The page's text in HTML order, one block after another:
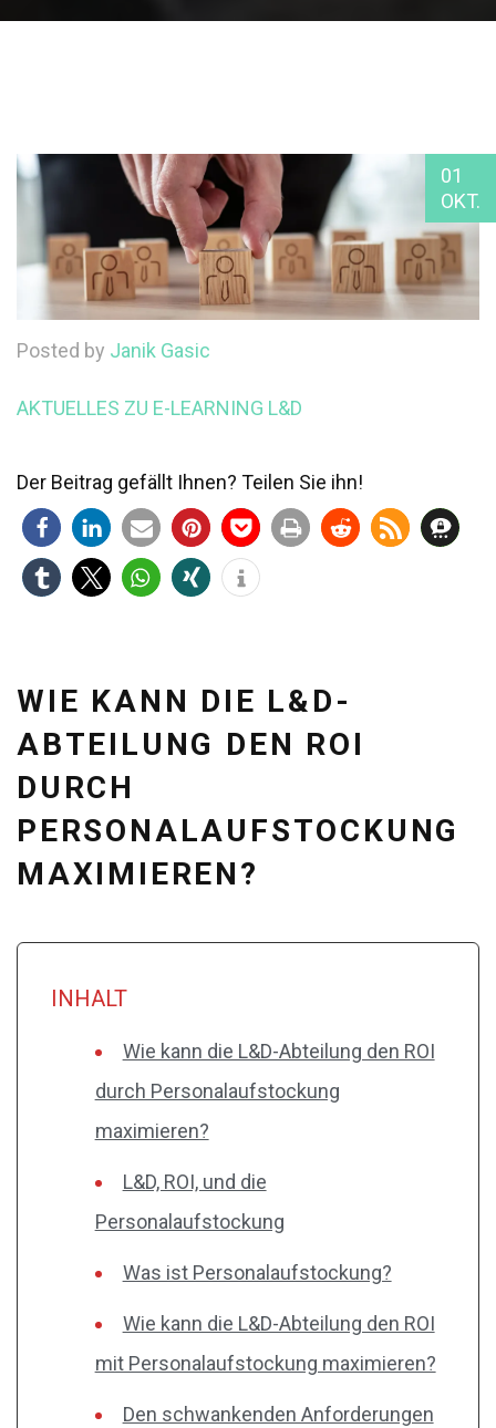
01
OKT.
Posted by Janik Gasic
AKTUELLES ZU E-LEARNING L&D
Der Beitrag gefällt Ihnen? Teilen Sie ihn!
WIE KANN DIE L&D-
ABTEILUNG DEN ROI
DURCH
PERSONALAUFSTOCKUNG
MAXIMIEREN?
INHALT
Wie kann die L&D-Abteilung den ROI
durch Personalaufstockung
maximieren?
L&D, ROI, und die
Personalaufstockung
Was ist Personalaufstockung?
Wie kann die L&D-Abteilung den ROI
mit Personalaufstockung maximieren?
Den schwankenden Anforderungen